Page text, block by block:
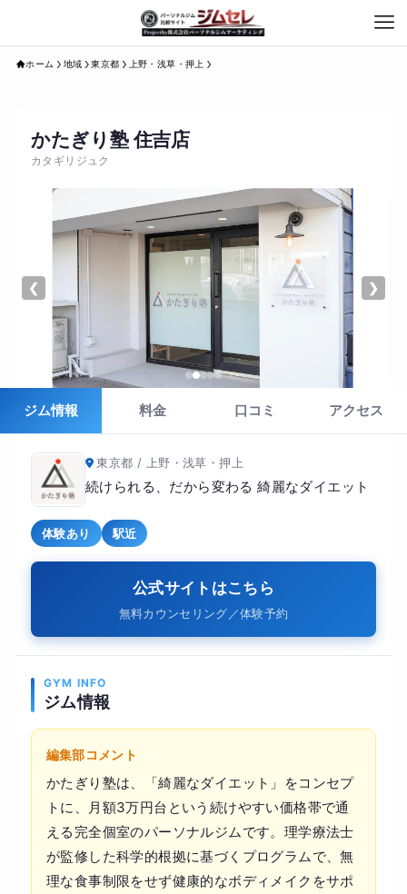
ホーム 地域 東京都 上野・浅草・押上
かたぎり塾 住吉店
カタギリジュク
❮ ❯
ジム情報 料金 口コミ アクセス
東京都 / 上野・浅草・押上
続けられる、だから変わる 綺麗なダイエット
体験あり 駅近
公式サイトはこちら
無料カウンセリング／体験予約
GYM INFO
ジム情報
編集部コメント
かたぎり塾は、「綺麗なダイエット」をコンセプ
トに、月額3万円台という続けやすい価格帯で通
える完全個室のパーソナルジムです。理学療法士
が監修した科学的根拠に基づくプログラムで、無
理な食事制限をせず健康的なボディメイクをサポ